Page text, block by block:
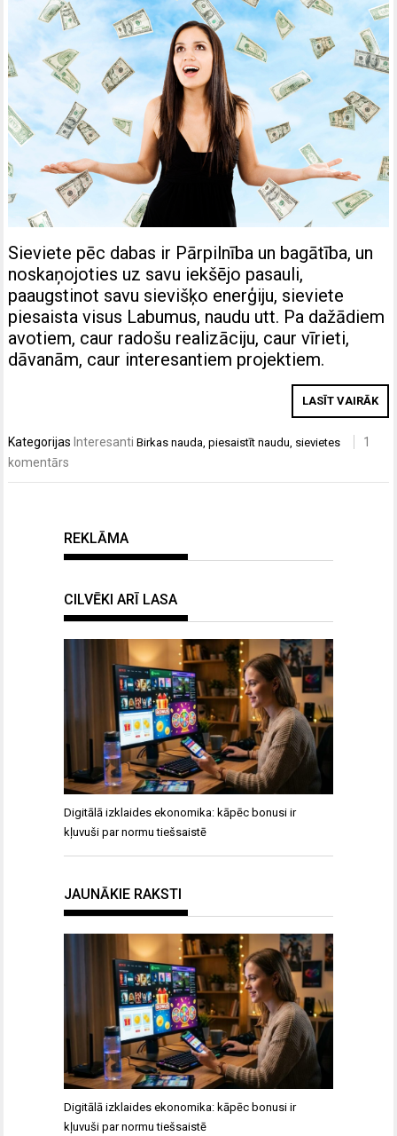
Sieviete pēc dabas ir Pārpilnība un bagātība, un
noskaņojoties uz savu iekšējo pasauli,
paaugstinot savu sievišķo enerģiju, sieviete
piesaista visus Labumus, naudu utt. Pa dažādiem
avotiem, caur radošu realizāciju, caur vīrieti,
dāvanām, caur interesantiem projektiem.
LASĪT VAIRĀK
Kategorijas Interesanti Birkasnauda ,piesaistīt naudu sievietes
1
komentārs
REKLĀMA
CILVĒKI ARĪ LASA
Digitālā izklaides ekonomika: kāpēc bonusi ir
kļuvuši par normu tiešsaistē
JAUNĀKIE RAKSTI
Digitālā izklaides ekonomika: kāpēc bonusi ir
kļuvuši par normu tiešsaistē